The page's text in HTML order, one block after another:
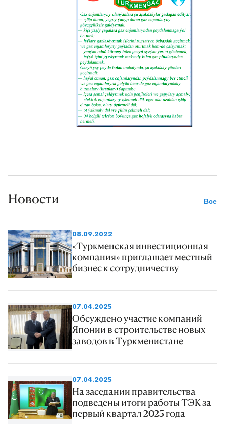
Новости Все
08.09.2022
«Туркменская инвестиционная
компания» приглашает местный
бизнес к сотрудничеству
07.04.2025
Обсуждено участие компаний
Японии в строительстве новых
заводов в Туркменистане
07.04.2025
На заседании правительства
подведены итоги работы ТЭК за
первый квартал 2025 года